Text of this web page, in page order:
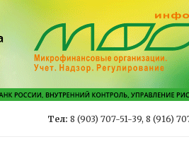
Тел: 8 (903) 707-51-39, 8 (916)